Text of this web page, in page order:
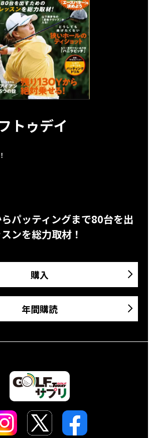
トゥデイ
パッティングまで80台を出
ンを総力取材！
購入
年間購読